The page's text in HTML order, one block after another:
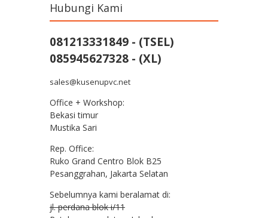
Hubungi Kami
081213331849 - (TSEL)
085945627328 - (XL)
sales@kusenupvc.net
Office + Workshop:
Bekasi timur
Mustika Sari
Rep. Office:
Ruko Grand Centro Blok B25
Pesanggrahan, Jakarta Selatan
Sebelumnya kami beralamat di:
jl. perdana blok i/11